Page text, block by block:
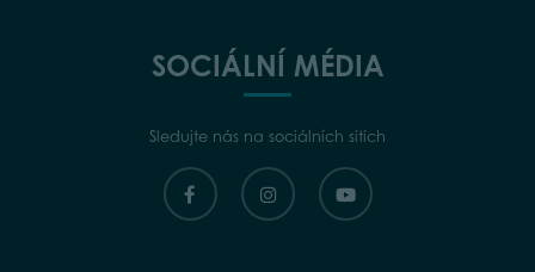
SOCIÁLNÍ MÉDIA
Sledujte nás na sociálních sítích